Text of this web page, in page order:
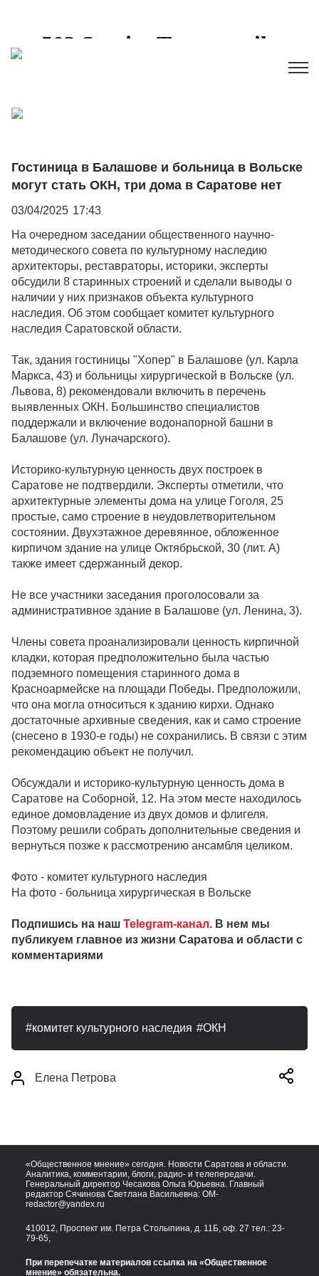
Гостиница в Балашове и больница в Вольске
могут стать ОКН, три дома в Саратове нет
03/04/2025 17:43
На очередном заседании общественного научно-
методического совета по культурному наследию
архитекторы, реставраторы, историки, эксперты
обсудили 8 старинных строений и сделали выводы о
наличии у них признаков объекта культурного
наследия. Об этом сообщает комитет культурного
наследия Саратовской области.
Так, здания гостиницы "Хопер" в Балашове (ул. Карла
Маркса, 43) и больницы хирургической в Вольске (ул.
Львова, 8) рекомендовали включить в перечень
выявленных ОКН. Большинство специалистов
поддержали и включение водонапорной башни в
Балашове (ул. Луначарского).
Историко-культурную ценность двух построек в
Саратове не подтвердили. Эксперты отметили, что
архитектурные элементы дома на улице Гоголя, 25
простые, само строение в неудовлетворительном
состоянии. Двухэтажное деревянное, обложенное
кирпичом здание на улице Октябрьской, 30 (лит. А)
также имеет сдержанный декор.
Не все участники заседания проголосовали за
административное здание в Балашове (ул. Ленина, 3).
Члены совета проанализировали ценность кирпичной
кладки, которая предположительно была частью
подземного помещения старинного дома в
Красноармейске на площади Победы. Предположили,
что она могла относиться к зданию кирхи. Однако
достаточные архивные сведения, как и само строение
(снесено в 1930-е годы) не сохранились. В связи с этим
рекомендацию объект не получил.
Обсуждали и историко-культурную ценность дома в
Саратове на Соборной, 12. На этом месте находилось
единое домовладение из двух домов и флигеля.
Поэтому решили собрать дополнительные сведения и
вернуться позже к рассмотрению ансамбля целиком.
Фото - комитет культурного наследия
На фото - больница хирургическая в Вольске
Подпишись на наш Telegram-канал. В нем мы
публикуем главное из жизни Саратова и области с
комментариями
комитет культурного наследия ОКН
Елена Петрова
«Общественное мнение» сегодня. Новости Саратова и области.
Аналитика, комментарии, блоги, радио- и телепередачи.
Генеральный директор Чесакова Ольга Юрьевна. Главный
редактор Сячинова Светлана Васильевна: OM-
redactor@yandex.ru
410012, Проспект им. Петра Столыпина, д. 11Б, оф. 27 тел.: 23-
79-65,
При перепечатке материалов ссылка на «Общественное
мнение» обязательна.